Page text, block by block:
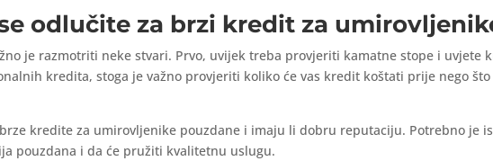
odlučite za brzi kredit za
je razmotriti neke stvari. Prvo, uvijek treba provjeriti kamatne stope i uvjete
kredita, stoga je važno provjeriti koliko će vas kredit koštati prije nego što
kredite za umirovljenike pouzdane i imaju li dobru reputaciju. Potrebno je
pouzdana i da će pružiti kvalitetnu uslugu.